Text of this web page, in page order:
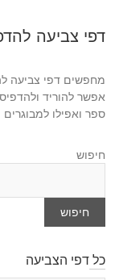
o
t
:
o
t
:
דפי צביעה
מחפשים דפי צביעה
אפשר להוריד
ספר ואפילו למבוגרים
חיפוש
חיפוש
כל דפי הצביעה